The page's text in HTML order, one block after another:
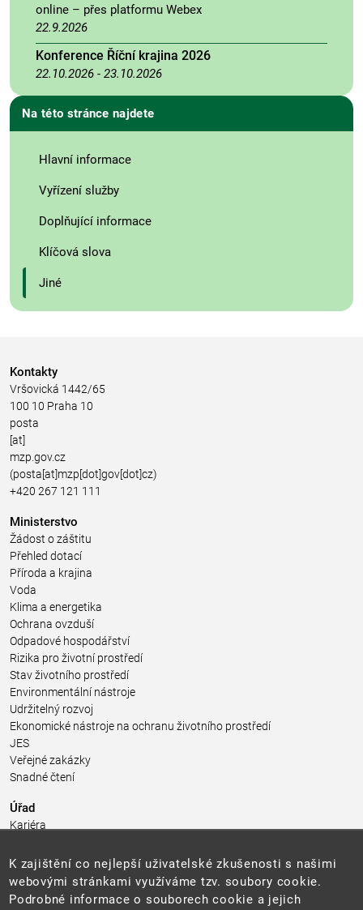
online – přes platformu Webex
22.9.2026
Konference Říční krajina 2026
22.10.2026 - 23.10.2026
Na této stránce najdete
Hlavní informace
Vyřízení služby
Doplňující informace
Klíčová slova
Jiné
Kontakty
Vršovická 1442/65
100 10 Praha 10
posta
[at]
mzp.gov.cz
(posta[at]mzp[dot]gov[dot]cz)
+420 267 121 111
Ministerstvo
Žádost o záštitu
Přehled dotací
Příroda a krajina
Voda
Klima a energetika
Ochrana ovzduší
Odpadové hospodářství
Rizika pro životní prostředí
Stav životního prostředí
Environmentální nástroje
Udržitelný rozvoj
Ekonomické nástroje na ochranu životního prostředí
JES
Veřejné zakázky
Snadné čtení
Úřad
Kariéra
Pro média a veřejnost
Povinně zveřejňované informace
Kontakty
K zajištění co nejlepší uživatelské zkušenosti s našimi
webovými stránkami využíváme tzv. soubory cookie.
Podrobné informace o souborech cookie a jejich